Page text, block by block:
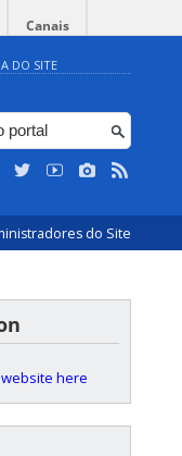
Canais
DO SITE
do Site
here